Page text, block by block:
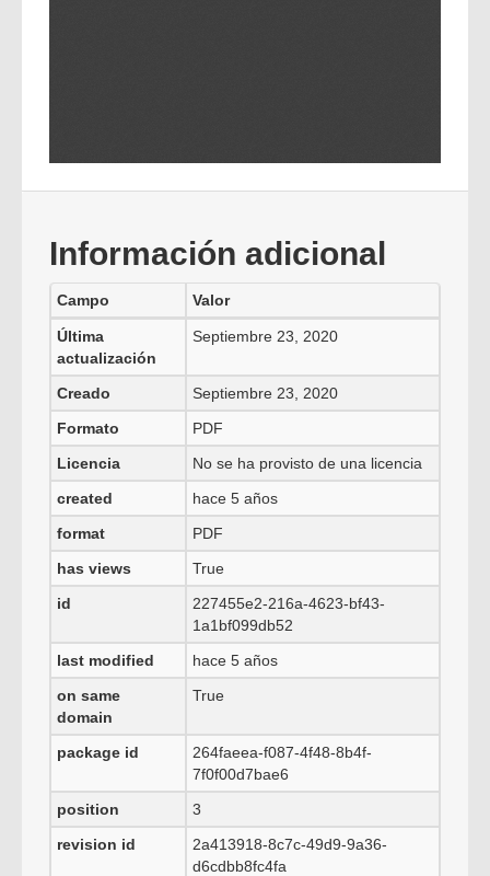
Información adicional
Campo Valor
Última
actualización
Septiembre 23, 2020
Creado
Septiembre 23, 2020
Formato
PDF
Licencia
No se ha provisto de una licencia
created
hace 5 años
format
PDF
has views
True
id
227455e2-216a-4623-bf43-
1a1bf099db52
last modified
hace 5 años
on same
domain
True
package id
264faeea-f087-4f48-8b4f-
7f0f00d7bae6
position
3
revision id
2a413918-8c7c-49d9-9a36-
d6cdbb8fc4fa